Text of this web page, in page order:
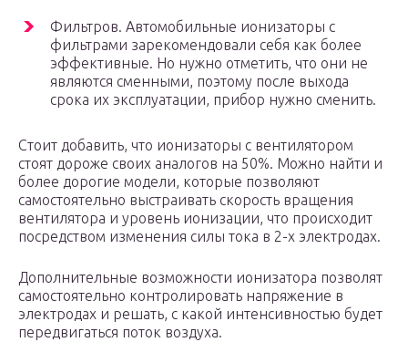
Фильтров. Автомобильные ионизаторы с
фильтрами зарекомендовали себя как более
эффективные. Но нужно отметить, что они не
являются сменными, поэтому после выхода
срока их эксплуатации, прибор нужно сменить.
Стоит добавить, что ионизаторы с вентилятором
стоят дороже своих аналогов на 50%. Можно найти и
более дорогие модели, которые позволяют
самостоятельно выстраивать скорость вращения
вентилятора и уровень ионизации, что происходит
посредством изменения силы тока в 2-х электродах.
Дополнительные возможности ионизатора позволят
самостоятельно контролировать напряжение в
электродах и решать, с какой интенсивностью будет
передвигаться поток воздуха.